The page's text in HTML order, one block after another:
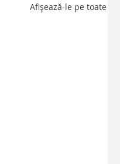
Afișează-le pe toate